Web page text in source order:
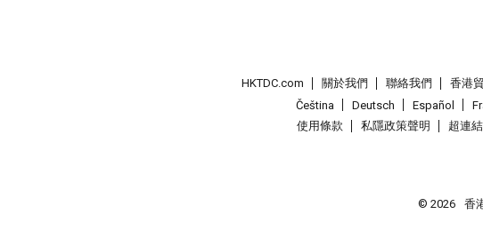
HKTDC.com 關於我們 聯絡我們 香港
Čeština
Deutsch Español
使用條款
私隱政策聲明 超連
© 2026 香